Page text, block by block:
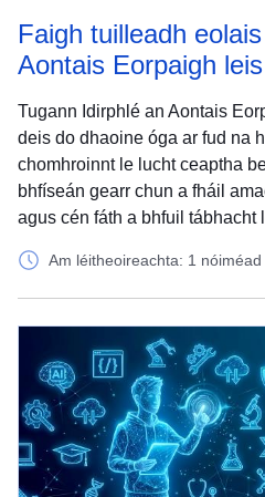
Faigh tuilleadh
Aontais Eorpaigh
Tugann Idirphlé an Aontais
deis do dhaoine óga ar fud na
chomhroinnt le lucht ceaptha
bhfíseán gearr chun a fháil
agus cén fáth a bhfuil tábhacht
Am léitheoireachta: 1 nóiméad